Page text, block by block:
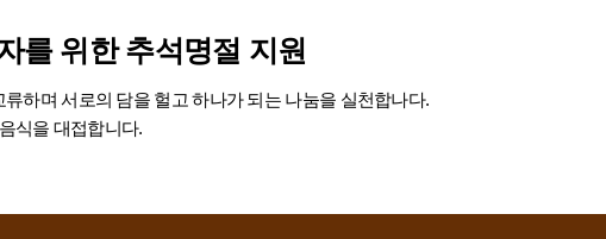
를 위한추석명절 지원
하며 서로의 담을 헐고 하나가 되는 나눔을 실천합나다.
식을 대접합니다.